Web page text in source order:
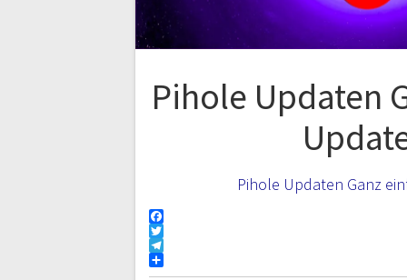
Pihole Updaten
Pihole Updaten Ganz
e
ie
T